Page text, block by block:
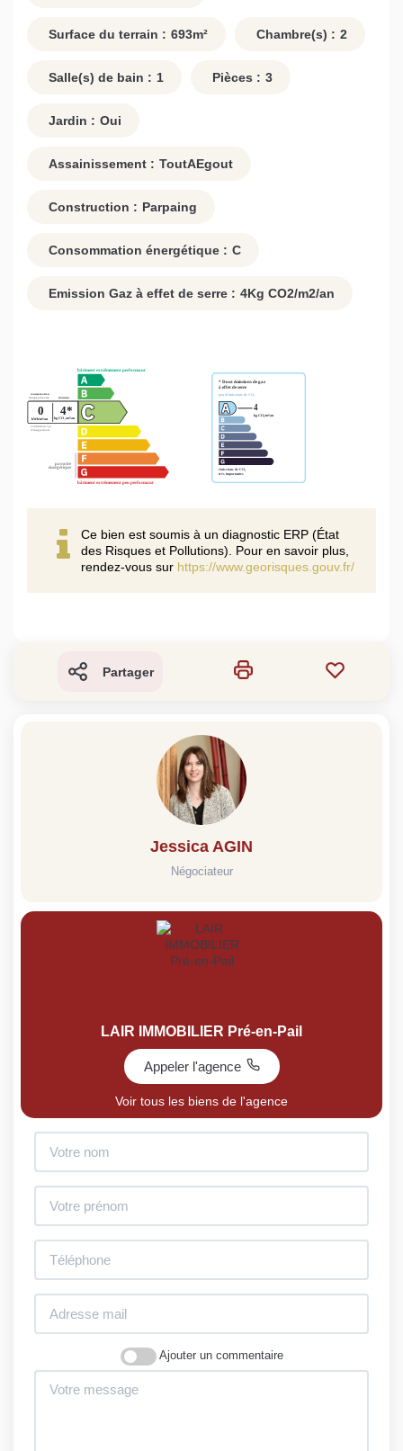
Surface du terrain : 693m² Chambre(s) : 2
Salle(s) de bain : 1 Pièces : 3
Jardin : Oui
Assainissement : ToutAEgout
Construction : Parpaing
Consommation énergétique : C
Emission Gaz à effet de serre : 4Kg CO2/m2/an
Ce bien est soumis à un diagnostic ERP (État
des Risques et Pollutions). Pour en savoir plus,
rendez-vous sur https://www.georisques.gouv.fr/
Partager
Jessica AGIN
Négociateur
LAIR IMMOBILIER Pré-en-Pail
Appeler l'agence
Voir tous les biens de l'agence
Ajouter un commentaire